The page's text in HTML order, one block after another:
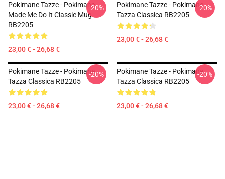
Pokimane Tazze - Pokimane
Made Me Do It Classic Mug
RB2205
23,00 € - 26,68 €
-20%
Pokimane Tazze - Pokimane
Tazza Classica RB2205
23,00 € - 26,68 €
-20%
Pokimane Tazze - Pokimane
Tazza Classica RB2205
23,00 € - 26,68 €
-20%
Pokimane Tazze - Pokimane
Tazza Classica RB2205
23,00 € - 26,68 €
-20%